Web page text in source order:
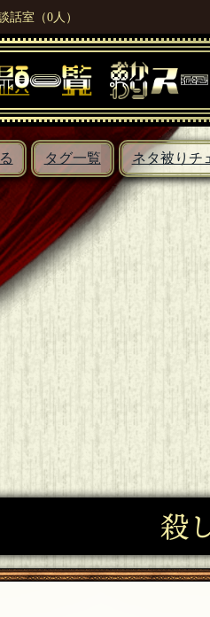
話室（0人）
タグ一覧 ネタ被りチ
殺